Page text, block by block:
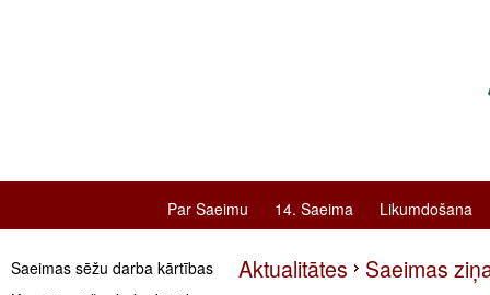
Par Saeimu 14. Saeima Likumdošana
Saeimas sēžu darba kārtības
Aktualitātes Saeimas